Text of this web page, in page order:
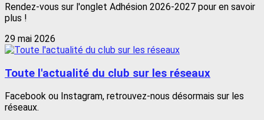
Rendez-vous sur l'onglet Adhésion 2026-2027 pour en savoir
plus !
29 mai 2026
Toute l'actualité du club sur les réseaux
Facebook ou Instagram, retrouvez-nous désormais sur les
réseaux.